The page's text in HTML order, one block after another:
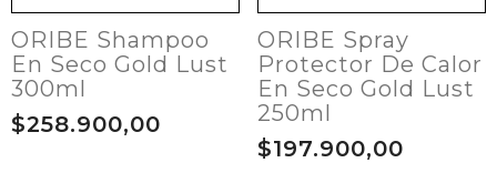
ORIBE Shampoo
En Seco Gold Lust
300ml
$258.900,00
ORIBE Spray
Protector De Calor
En Seco Gold Lust
250ml
$197.900,00